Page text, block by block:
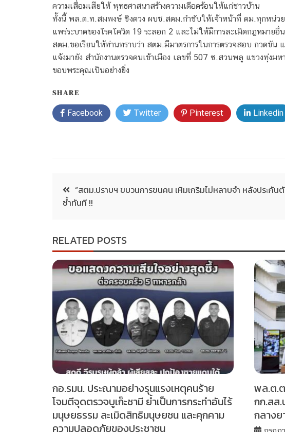
ความเสื่อมเสียให้ พุทธศาสนาสร้างความเดือดร้อนให้แก่ชาวบ้าน
ทั้งนี้ พล.ต.ท.สมพงษ์ ชิงดวง ผบช.สตม.กำชับให้เจ้าหน้าที่ ตม.ทุกหน่ว
แพร่ระบาดของโรคโควิด 19 ระลอก 2 และไม่ให้มีการละเมิดกฎหมายอื่
สตม.ขอเรียนให้ท่านทราบว่า สตม.มีมาตรการในการตรวจสอบ กวดขัน
แจ้งมายัง สำนักงานตรวจคนเข้าเมือง เลขที่ 507 ซ.สวนพลู แขวงทุ่ง
ขอบพระคุณเป็นอย่างยิ่ง
SHARE
Facebook Twitter Pinterest Linkedin
“สตม.ปราบฯ ขบวนการขนคน เหิมเกริมไม่หลาบจำ หลังประกัน
ซ้ำทันที !!
RELATED POSTS
กอ.รมน. ประณามอย่างรุนแรงเหตุคนร้าย
โจมตีจุดตรวจบูเก๊ะซามี ย้ำเป็นการกระทำอันไร้
มนุษยธรรม ละเมิดสิทธิมนุษยชน และคุกคาม
ความปลอดภัยของประชาชน
พล.ต.
กก.สส
กลางย